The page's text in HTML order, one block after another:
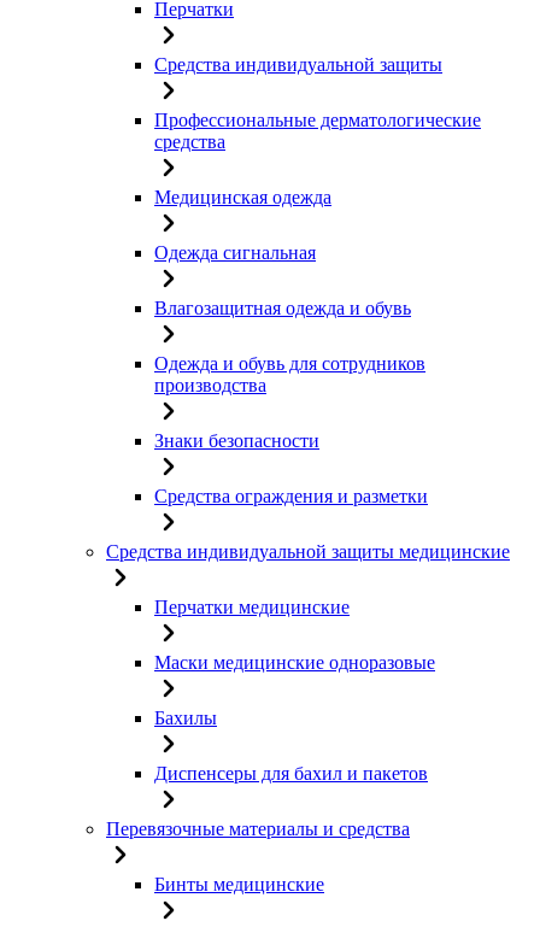
Перчатки
Средства индивидуальной защиты
Профессиональные дерматологические
средства
Медицинская одежда
Одежда сигнальная
Влагозащитная одежда и обувь
Одежда и обувь для сотрудников
производства
Знаки безопасности
Средства ограждения и разметки
Средства индивидуальной защиты медицинские
Перчатки медицинские
Маски медицинские одноразовые
Бахилы
Диспенсеры для бахил и пакетов
Перевязочные материалы и средства
Бинты медицинские